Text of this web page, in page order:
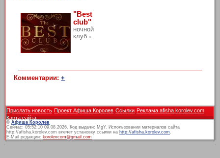
"Best
club"
ночной
клуб »
Комментарии:+
Прислать новость Проект Афиша Королев Ссылки Реклама afisha.korolev.com
Карта сайта
© Афиша Королев
Сейчас: 05:52:10 09.08.2026. Код выдачи: MgY. Использовании материалов сайта
http://afisha.korolev.com влечет установку ссылки на http://afisha.korolev.com.
E-Mail редакции: korolevcom@gmail.com